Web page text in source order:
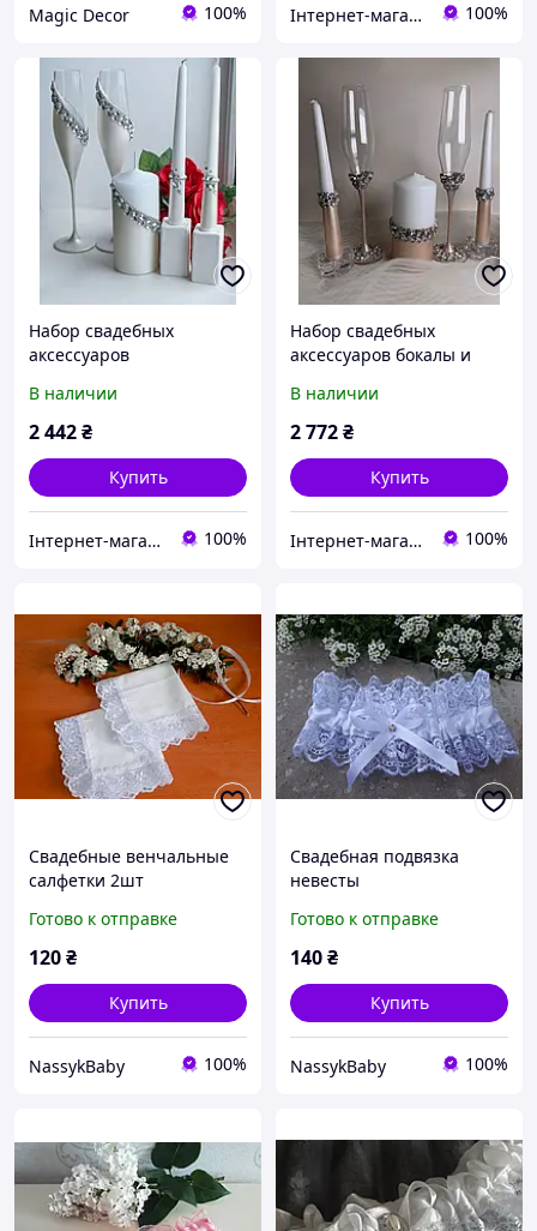
Magic Decor 100% Інтернет-магазин "Майстерня весільних аксесуарів" 100%
Набор свадебных
аксессуаров
В наличии
2 442₴
Купить
Інтернет-магазин "Майстерня весільних аксесуарів" 100%
Набор свадебных
аксессуаров бокалы и
В наличии
2 772₴
Купить
Інтернет-магазин "Майстерня весільних аксесуарів" 100%
Свадебные венчальные
салфетки 2шт
Готово к отправке
120₴
Купить
NassykBaby 100%
Свадебная подвязка
невесты
Готово к отправке
140₴
Купить
NassykBaby 100%